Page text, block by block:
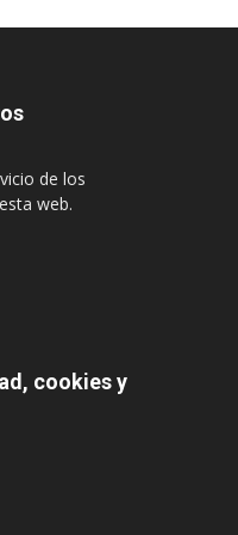
de los
web.
cookies y